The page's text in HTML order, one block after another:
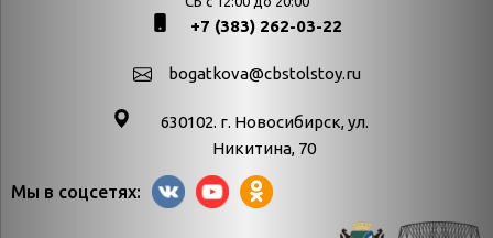
Календарь
Богатков
День в истории
День в истории.
День в истории.
+7 (383) 262-03-22
bogatkova@cbstolstoy.ru
630102. г. Новосибирск, ул.
Никитина, 70
Мы в соцсетях: